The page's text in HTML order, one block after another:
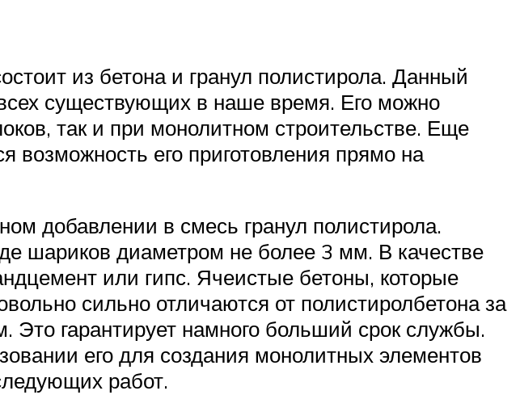
из бетона и гранул полистирола. Данный
существующих в наше время. Его можно
так и при монолитном строительстве. Еще
его приготовления прямо на
добавлении в смесь гранул полистирола.
шариков диаметром не более 3 мм. В качестве
или гипс. Ячеистые бетоны, которые
сильно отличаются от полистиролбетона за
Это гарантирует намного больший срок службы.
его для создания монолитных элементов
работ.